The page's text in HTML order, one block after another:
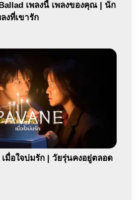
เพลงนี้ เพลงของคุณ | นัก
งที่เขารัก
มื่อใจบ่มรัก | วัยรุ่นคงอยู่ตลอด